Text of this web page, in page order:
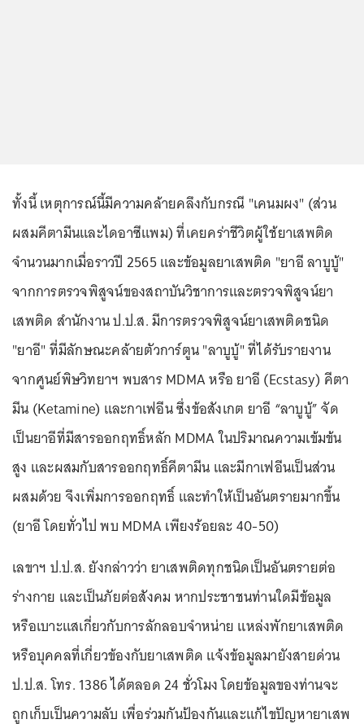
ทั้งนี้ เหตุการณ์นี้มีความคล้ายคลึงกับกรณี "เคนมผง" (ส่วน
ผสมคีตามีนและไดอาซีแพม) ที่เคยคร่าชีวิตผู้ใช้ยาเสพติด
จำนวนมากเมื่อราวปี 2565 และข้อมูลยาเสพติด "ยาอี ลาบูบู้"
จากการตรวจพิสูจน์ของสถาบันวิชาการและตรวจพิสูจน์ยา
เสพติด สำนักงาน ป.ป.ส. มีการตรวจพิสูจน์ยาเสพติดชนิด
"ยาอี" ที่มีลักษณะคล้ายตัวการ์ตูน "ลาบูบู้" ที่ได้รับรายงาน
จากศูนย์พิษวิทยาฯ พบสาร MDMA หรือ ยาอี (Ecstasy) คีตา
มีน (Ketamine) และกาเฟอีน ซึ่งข้อสังเกต ยาอี “ลาบูบู้” จัด
เป็นยาอีที่มีสารออกฤทธิ์หลัก MDMA ในปริมาณความเข้มข้น
สูง และผสมกับสารออกฤทธิ์คีตามีน และมีกาเฟอีนเป็นส่วน
ผสมด้วย จึงเพิ่มการออกฤทธิ์ และทำให้เป็นอันตรายมากขึ้น
(ยาอี โดยทั่วไป พบ MDMA เพียงร้อยละ 40-50)
เลขาฯ ป.ป.ส. ยังกล่าวว่า ยาเสพติดทุกชนิดเป็นอันตรายต่อ
ร่างกาย และเป็นภัยต่อสังคม หากประชาชนท่านใดมีข้อมูล
หรือเบาะแสเกี่ยวกับการลักลอบจำหน่าย แหล่งพักยาเสพติด
หรือบุคคลที่เกี่ยวข้องกับยาเสพติด แจ้งข้อมูลมายังสายด่วน
ป.ป.ส. โทร. 1386 ได้ตลอด 24 ชั่วโมง โดยข้อมูลของท่านจะ
ถูกเก็บเป็นความลับ เพื่อร่วมกันป้องกันและแก้ไขปัญหายาเสพ